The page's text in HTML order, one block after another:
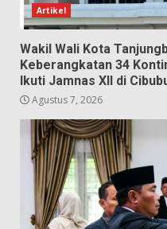
Artikel
Wakil Wali Kota
Keberangkatan 34
Ikuti Jamnas XII di
Agustus 7, 2026